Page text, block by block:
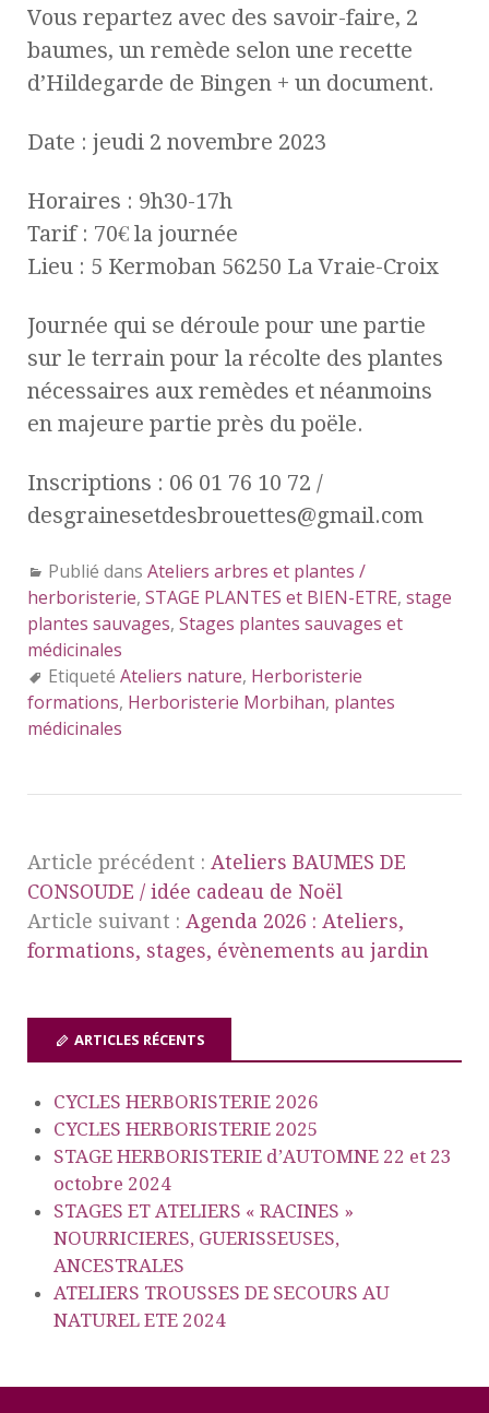
Vous repartez avec des savoir-faire, 2
baumes, un remède selon une recette
d’Hildegarde de Bingen + un document.
Date : jeudi 2 novembre 2023
Horaires : 9h30-17h
Tarif : 70€ la journée
Lieu : 5 Kermoban 56250 La Vraie-Croix
Journée qui se déroule pour une partie
sur le terrain pour la récolte des plantes
nécessaires aux remèdes et néanmoins
en majeure partie près du poële.
Inscriptions : 06 01 76 10 72 /
desgrainesetdesbrouettes@gmail.com
Publié dans Ateliers arbres et plantes /
herboristerie, STAGE PLANTES et BIEN-ETRE, stage
plantes sauvages, Stages plantes sauvages et
médicinales
Etiqueté Ateliers nature, Herboristerie
formations, Herboristerie Morbihan, plantes
médicinales
Article précédent : Ateliers BAUMES DE
CONSOUDE / idée cadeau de Noël
Article suivant : Agenda 2026 : Ateliers,
formations, stages, évènements au jardin
ARTICLES RÉCENTS
CYCLES HERBORISTERIE 2026
CYCLES HERBORISTERIE 2025
STAGE HERBORISTERIE d’AUTOMNE 22 et 23
octobre 2024
STAGES ET ATELIERS « RACINES »
NOURRICIERES, GUERISSEUSES,
ANCESTRALES
ATELIERS TROUSSES DE SECOURS AU
NATUREL ETE 2024